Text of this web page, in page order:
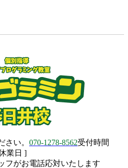
さい。 070-1278-8562受付時間
業日 ]
フがお電話応対いたします